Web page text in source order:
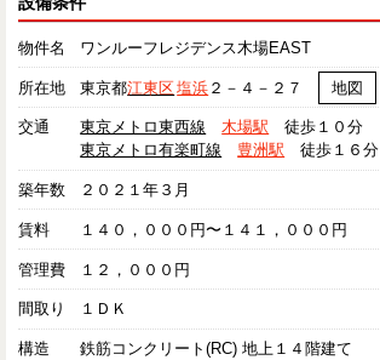
物件名 ワンルーフレジデンス木場EAST
所在地 東京都江東区塩浜 ２－４－２７ 地図
交通 東京メトロ東西線 木場駅 徒歩１０分
東京メトロ有楽町線
豊洲駅 徒歩１６分
築年数 ２０２１年３月
賃料 １４０，０００円〜１４１，０００円
管理費 １２，０００円
間取り １ＤＫ
構造 鉄筋コンクリート(RC) 地上１４階建て